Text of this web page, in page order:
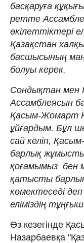
басқаруға
ретте
өкілеттіктері
Қазақстан
басшысының
болуы керек.
Сондықтан мен
Ассамблеясын
Қасым-Жомарт
ұйғардым. Бұл
сай келіп,
барлық
қоғамымыз бен
қатысты барлық
көмектеседі деп
еліміздің
Өз кезегінде
Назарбаевқа